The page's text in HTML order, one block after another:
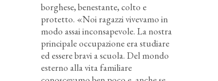
borghese, benestante, colto e
protetto. «Noi ragazzi vivevamo in
modo assai inconsapevole. La nostra
principale occupazione era studiare
ed essere bravi a scuola. Del mondo
esterno alla vita familiare